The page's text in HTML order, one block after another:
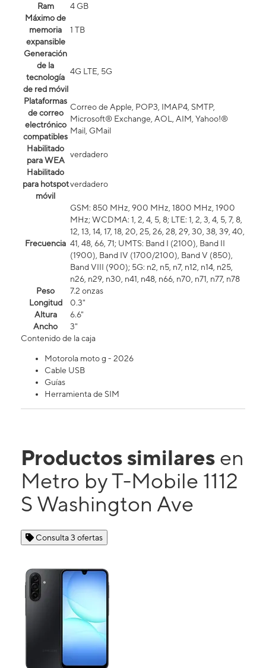
Ram
4 GB
Máximo de
memoria
expansible
1 TB
Generación
de la
tecnología
de red móvil
4G LTE, 5G
Plataformas
de correo
electrónico
compatibles
Correo de Apple, POP3, IMAP4, SMTP,
Microsoft® Exchange, AOL, AIM, Yahoo!®
Mail, GMail
Habilitado
para WEA
verdadero
Habilitado
para hotspot
móvil
verdadero
Frecuencia
GSM: 850 MHz, 900 MHz, 1800 MHz, 1900
MHz; WCDMA: 1, 2, 4, 5, 8; LTE: 1, 2, 3, 4, 5, 7, 8,
12, 13, 14, 17, 18, 20, 25, 26, 28, 29, 30, 38, 39, 40,
41, 48, 66, 71; UMTS: Band I (2100), Band II
(1900), Band IV (1700/2100), Band V (850),
Band VIII (900); 5G: n2, n5, n7, n12, n14, n25,
n26, n29, n30, n41, n48, n66, n70, n71, n77, n78
Peso
7.2 onzas
Longitud
0.3"
Altura
6.6"
Ancho
3"
Contenido de la caja
Motorola moto g - 2026
Cable USB
Guías
Herramienta de SIM
Productos similares en
Metro by T-Mobile 1112
S Washington Ave
Consulta 3 ofertas